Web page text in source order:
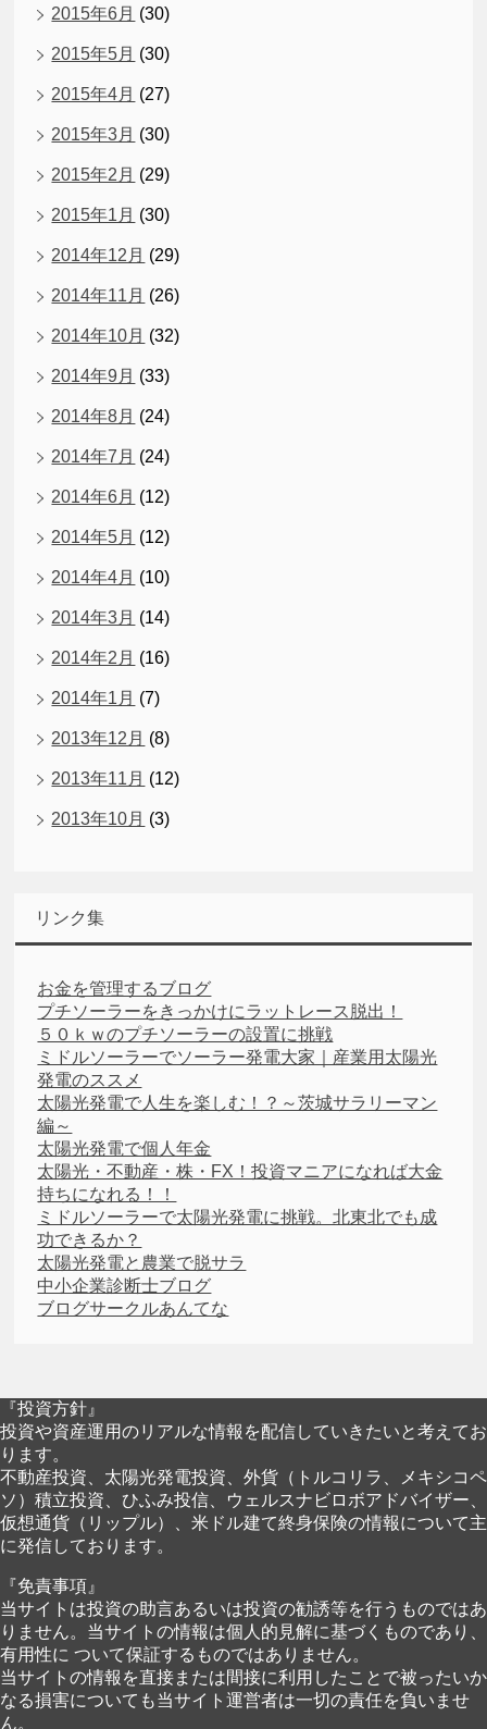
2015年6月 (30)
2015年5月 (30)
2015年4月 (27)
2015年3月 (30)
2015年2月 (29)
2015年1月 (30)
2014年12月 (29)
2014年11月 (26)
2014年10月 (32)
2014年9月 (33)
2014年8月 (24)
2014年7月 (24)
2014年6月 (12)
2014年5月 (12)
2014年4月 (10)
2014年3月 (14)
2014年2月 (16)
2014年1月 (7)
2013年12月 (8)
2013年11月 (12)
2013年10月 (3)
リンク集
お金を管理するブログ
プチソーラーをきっかけにラットレース脱出！
５０ｋｗのプチソーラーの設置に挑戦
ミドルソーラーでソーラー発電大家｜産業用太陽光
発電のススメ
太陽光発電で人生を楽しむ！？～茨城サラリーマン
編～
太陽光発電で個人年金
太陽光・不動産・株・FX！投資マニアになれば大金
持ちになれる！！
ミドルソーラーで太陽光発電に挑戦。北東北でも成
功できるか？
太陽光発電と農業で脱サラ
中小企業診断士ブログ
ブログサークルあんてな
『投資方針』
投資や資産運用のリアルな情報を配信していきたいと考えてお
ります。
不動産投資、太陽光発電投資、外貨（トルコリラ、メキシコペ
ソ）積立投資、ひふみ投信、ウェルスナビロボアドバイザー、
仮想通貨（リップル）、米ドル建て終身保険の情報について主
に発信しております。
『免責事項』
当サイトは投資の助言あるいは投資の勧誘等を行うものではあ
りません。当サイトの情報は個人的見解に基づくものであり、
有用性に ついて保証するものではありません。
当サイトの情報を直接または間接に利用したことで被ったいか
なる損害についても当サイト運営者は一切の責任を負いませ
ん。